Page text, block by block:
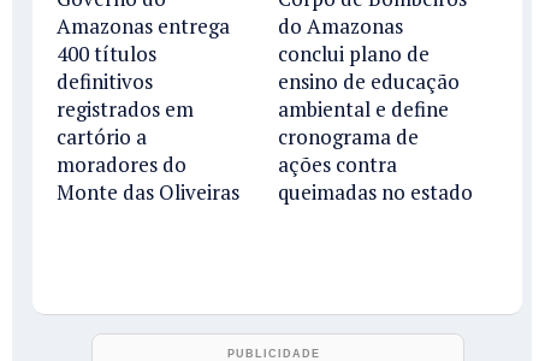
Amazonas entrega
400 títulos
definitivos
registrados em
cartório a
moradores do
Monte das Oliveiras
do Amazonas
conclui plano de
ensino de educação
ambiental e define
cronograma de
ações contra
queimadas no estado